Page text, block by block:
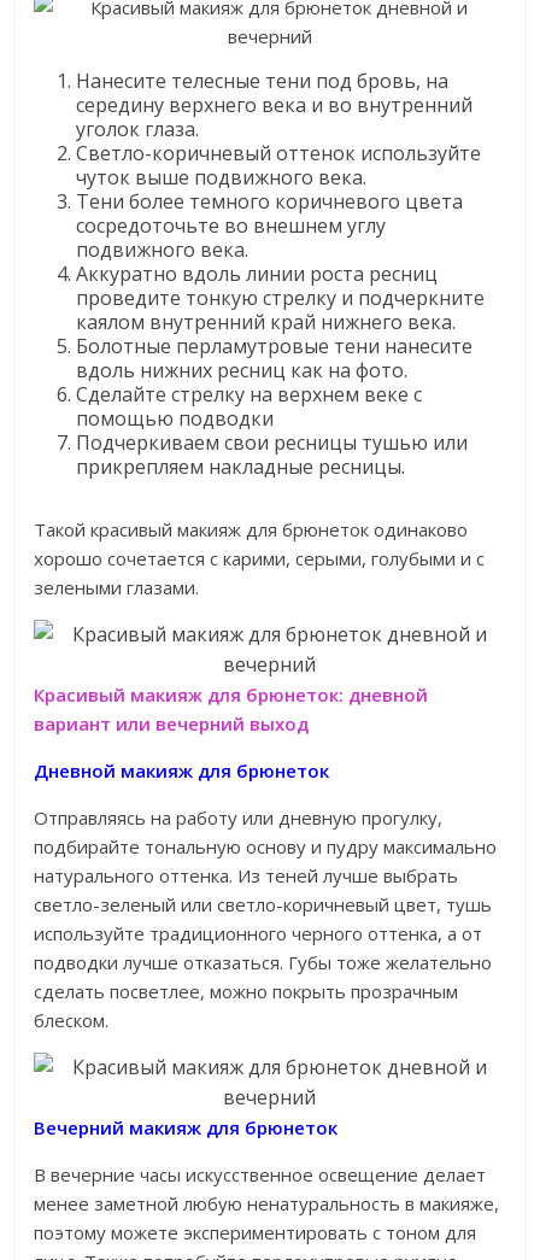
Нанесите телесные тени под бровь, на
середину верхнего века и во внутренний
уголок глаза.
Светло-коричневый оттенок используйте
чуток выше подвижного века.
Тени более темного коричневого цвета
сосредоточьте во внешнем углу
подвижного века.
Аккуратно вдоль линии роста ресниц
проведите тонкую стрелку и подчеркните
каялом внутренний край нижнего века.
Болотные перламутровые тени нанесите
вдоль нижних ресниц как на фото.
Сделайте стрелку на верхнем веке с
помощью подводки
Подчеркиваем свои ресницы тушью или
прикрепляем накладные ресницы.
Такой красивый макияж для брюнеток одинаково
хорошо сочетается с карими, серыми, голубыми и с
зелеными глазами.
Красивый макияж для брюнеток: дневной
вариант или вечерний выход
Дневной макияж для брюнеток
Отправляясь на работу или дневную прогулку,
подбирайте тональную основу и пудру максимально
натурального оттенка. Из теней лучше выбрать
светло-зеленый или светло-коричневый цвет, тушь
используйте традиционного черного оттенка, а от
подводки лучше отказаться. Губы тоже желательно
сделать посветлее, можно покрыть прозрачным
блеском.
Вечерний макияж для брюнеток
В вечерние часы искусственное освещение делает
менее заметной любую ненатуральность в макияже,
поэтому можете экспериментировать с тоном для